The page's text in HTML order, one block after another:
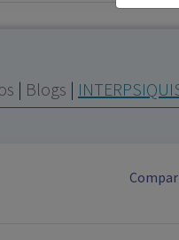
a
a las
| Blogs |